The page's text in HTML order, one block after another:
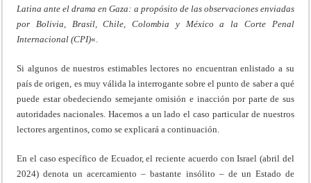
Latina ante el drama en Gaza: a propósito de las observaciones enviadas
por Bolivia, Brasil, Chile, Colombia y México a la Corte Penal
Internacional (CPI)«.
Si algunos de nuestros estimables lectores no encuentran enlistado a su
país de origen, es muy válida la interrogante sobre el punto de saber a qué
puede estar obedeciendo semejante omisión e inacción por parte de sus
autoridades nacionales. Hacemos a un lado el caso particular de nuestros
lectores argentinos, como se explicará a continuación.
En el caso específico de Ecuador, el reciente acuerdo con Israel (abril del
2024) denota un acercamiento – bastante insólito – de un Estado de